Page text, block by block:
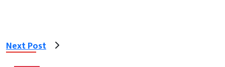
Next Post